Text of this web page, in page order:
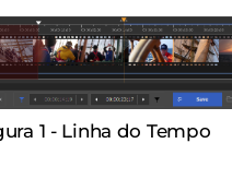
1 - Linha do Tempo